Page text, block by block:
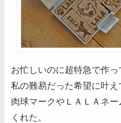
お忙しいのに超特急で作っ
私の難易だった希望に叶え
肉球マークやＬＡＬＡネ
くれた。